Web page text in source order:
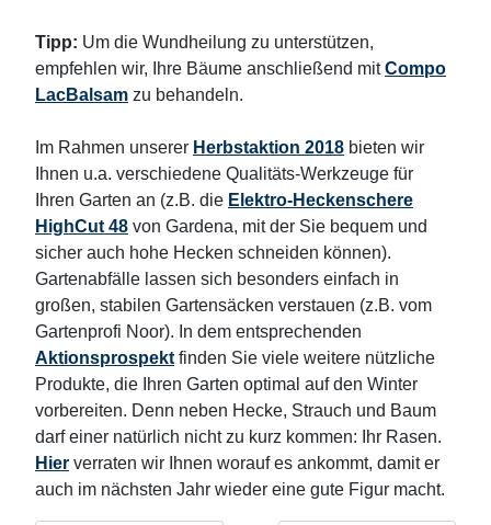
Tipp: Um die Wundheilung zu unterstützen,
empfehlen wir, Ihre Bäume anschließend mitCompo
LacBalsam zu behandeln.
Im Rahmen unserer Herbstaktion 2018 bieten wir
Ihnen u.a. verschiedene Qualitäts-Werkzeuge für
Ihren Garten an (z.B. die Elektro-Heckenschere
HighCut 48 von Gardena, mit der Sie bequem und
sicher auch hohe Hecken schneiden können).
Gartenabfälle lassen sich besonders einfach in
großen, stabilen Gartensäcken verstauen (z.B. vom
Gartenprofi Noor). In dem entsprechenden
Aktionsprospekt finden Sie viele weitere nützliche
Produkte, die Ihren Garten optimal auf den Winter
vorbereiten. Denn neben Hecke, Strauch und Baum
darf einer natürlich nicht zu kurz kommen: Ihr Rasen.
Hier verraten wir Ihnen worauf es ankommt, damit er
auch im nächsten Jahr wieder eine gute Figur macht.